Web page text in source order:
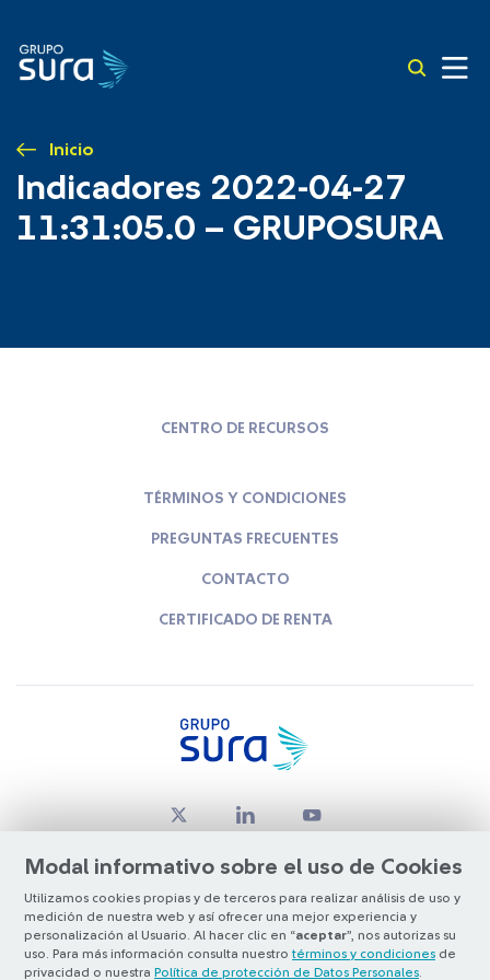
Inicio
Indicadores 2022-04-27
11:31:05.0 – GRUPOSURA
Modal informativo sobre el uso de Cookies
Utilizamos cookies propias y de terceros para realizar análisis de uso y
medición de nuestra web y así ofrecer una mejor experiencia y
personalización al Usuario. Al hacer clic en “aceptar”, nos autorizas su
uso. Para más información consulta nuestro términos y condiciones de
privacidad o nuestra Política de protección de Datos Personales
CENTRO DE RECURSOS
TÉRMINOS Y CONDICIONES
PREGUNTAS FRECUENTES
CONTACTO
CERTIFICADO DE RENTA
© Copyright Grupo SURA 2026